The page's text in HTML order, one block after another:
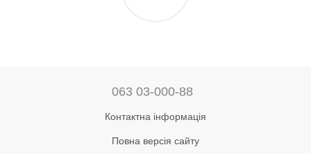
063 03-000-88
Контактна інформація
Повна версія сайту